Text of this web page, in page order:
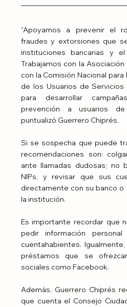
“Apoyamos a prevenir el
fraudes y extorsiones que
instituciones bancarias y
Trabajamos con la
con la Comisión Nacional
de los Usuarios de Servicios
para desarrollar
prevención a usuarios de
puntualizó Guerrero Chiprés.
Si se sospecha que puede
recomendaciones son:
ante llamadas dudosas; no
NIPs, y revisar que sus
directamente con su banco o
la institución.
Es importante recordar que
pedir información
cuentahabientes.
préstamos que se
sociales como Facebook.
Además, Guerrero Chiprés
que cuenta el Consejo